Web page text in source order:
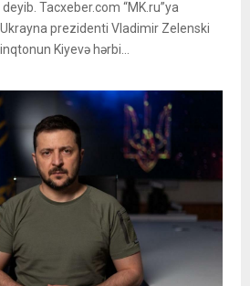
Tacxeber.com “MK.ru”ya
prezidenti Vladimir Zelenski
Kiyevə hərbi...